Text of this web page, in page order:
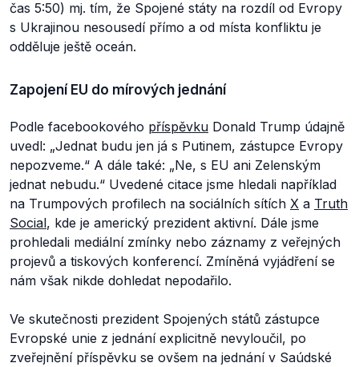
čas 5:50) mj. tím, že Spojené státy na rozdíl od Evropy
s Ukrajinou nesousedí přímo a od místa konfliktu je
odděluje ještě oceán.
Zapojení EU do mírových jednání
Podle facebookového příspěvku Donald Trump údajně
uvedl: „Jednat budu jen já s Putinem, zástupce Evropy
nepozveme.“ A dále také: „Ne, s EU ani Zelenským
jednat nebudu.“ Uvedené citace jsme hledali například
na Trumpových profilech na sociálních sítích X a Truth
Social, kde je americký prezident aktivní. Dále jsme
prohledali mediální zmínky nebo záznamy z veřejných
projevů a tiskových konferencí. Zmíněná vyjádření se
nám však nikde dohledat nepodařilo.
Ve skutečnosti prezident Spojených států zástupce
Evropské unie z jednání explicitně nevyloučil, po
zveřejnění příspěvku se ovšem na jednání v Saúdské